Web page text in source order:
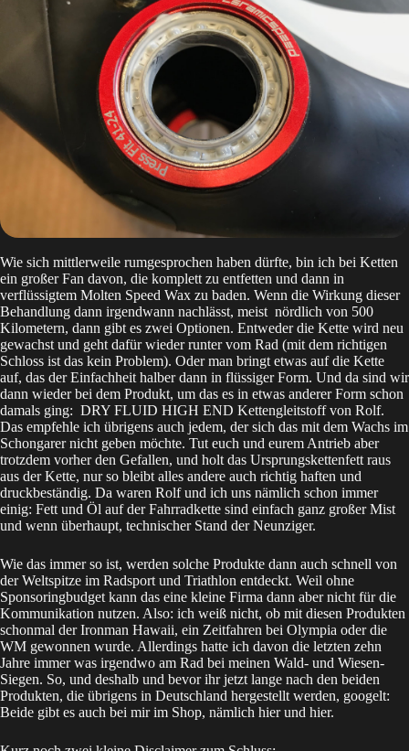
Wie sich mittlerweile rumgesprochen haben dürfte, bin ich bei Ketten
ein großer Fan davon, die komplett zu entfetten und dann in
verflüssigtem Molten Speed Wax zu baden. Wenn die Wirkung dieser
Behandlung dann irgendwann nachlässt, meist nördlich von 500
Kilometern, dann gibt es zwei Optionen. Entweder die Kette wird neu
gewachst und geht dafür wieder runter vom Rad (mit dem richtigen
Schloss ist das kein Problem). Oder man bringt etwas auf die Kette
auf, das der Einfachheit halber dann in flüssiger Form. Und da sind wir
dann wieder bei dem Produkt, um das es in etwas anderer Form schon
damals ging: DRY FLUID HIGH END Kettengleitstoffvon Rolf.
Das empfehle ich übrigens auch jedem, der sich das mit dem Wachs im
Schongarer nicht geben möchte. Tut euch und eurem Antrieb aber
trotzdem vorher den Gefallen, und holt das Ursprungskettenfett raus
aus der Kette, nur so bleibt alles andere auch richtig haften und
druckbeständig. Da waren Rolf und ich uns nämlich schon immer
einig: Fett und Öl auf der Fahrradkette sind einfach ganz großer Mist
und wenn überhaupt, technischer Stand der Neunziger.
Wie das immer so ist, werden solche Produkte dann auch schnell von
der Weltspitze im Radsport und Triathlon entdeckt. Weil ohne
Sponsoringbudget kann das eine kleine Firma dann aber nicht für die
Kommunikation nutzen. Also: ich weiß nicht, ob mit diesen Produkten
schonmal der Ironman Hawaii, ein Zeitfahren bei Olympia oder die
WM gewonnen wurde. Allerdings hatte ich davon die letzten zehn
Jahre immer was irgendwo am Rad bei meinen Wald- und Wiesen-
Siegen. So, und deshalb und bevor ihr jetzt lange nach den beiden
Produkten, die übrigens in Deutschland hergestellt werden, googelt:
Beide gibt es auch bei mir im Shop, nämlich hierund hier.